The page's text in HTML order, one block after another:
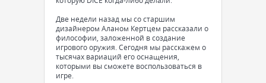
Две недели назад мы со старшим
дизайнером Аланом Кертцем рассказали о
философии, заложенной в создание
игрового оружия. Сегодня мы расскажем о
тысячах вариаций его оснащения,
которыми вы сможете воспользоваться в
игре.